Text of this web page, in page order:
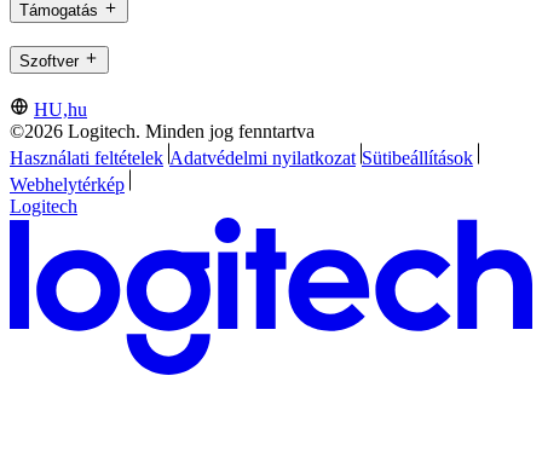
Támogatás
Szoftver
HU,hu
©2026 Logitech. Minden jog fenntartva
Használati feltételek Adatvédelmi nyilatkozat Sütibeállítások
Webhelytérkép
Logitech